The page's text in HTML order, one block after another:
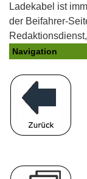
Ladekabel ist
der Beifahrer-
Navigation